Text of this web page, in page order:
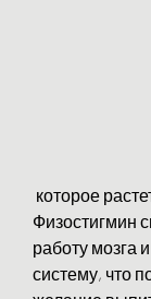
Физостигмин
работу мозга
систему, что